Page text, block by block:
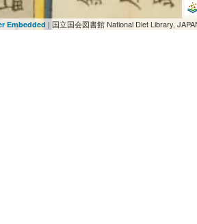
Embedded | 国立国会図書館 National Diet Library,